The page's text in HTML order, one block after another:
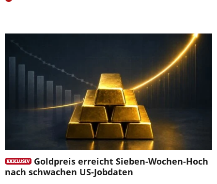
Goldpreis erreicht Sieben-Wochen-Hoch
nach schwachen US-Jobdaten